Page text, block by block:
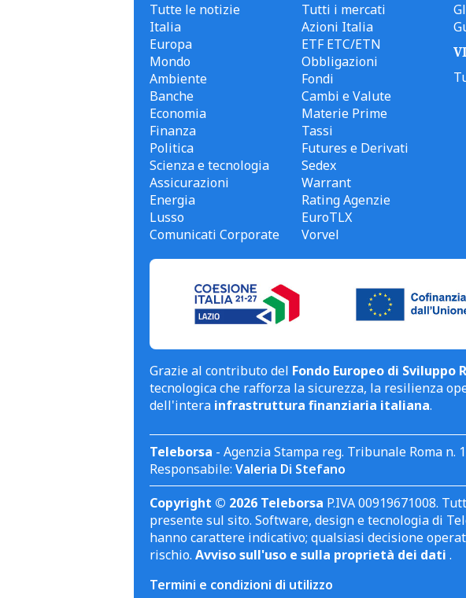
Tutte le notizie
Italia
Europa
Mondo
Ambiente
Banche
Economia
Finanza
Politica
Scienza e tecnologia
Assicurazioni
Energia
Lusso
Comunicati Corporate
Tutti i mercati
Azioni Italia
ETF ETC/ETN
Obbligazioni
Fondi
Cambi e Valute
Materie Prime
Tassi
Futures e Derivati
Sedex
Warrant
Rating Agenzie
EuroTLX
Vorvel
Grazie al contributo del Fondo Europeo di Sviluppo
tecnologica che rafforza la sicurezza, la resilienza
dell'intera infrastruttura finanziaria italiana.
Teleborsa - Agenzia Stampa reg. Tribunale Roma n.
Responsabile: Valeria Di Stefano
Copyright © 2026 Teleborsa P.IVA 00919671008.
presente sul sito. Software, design e tecnologia di
hanno carattere indicativo; qualsiasi decisione
rischio. Avviso sull'uso e sulla proprietà dei dati .
Termini e condizioni di utilizzo